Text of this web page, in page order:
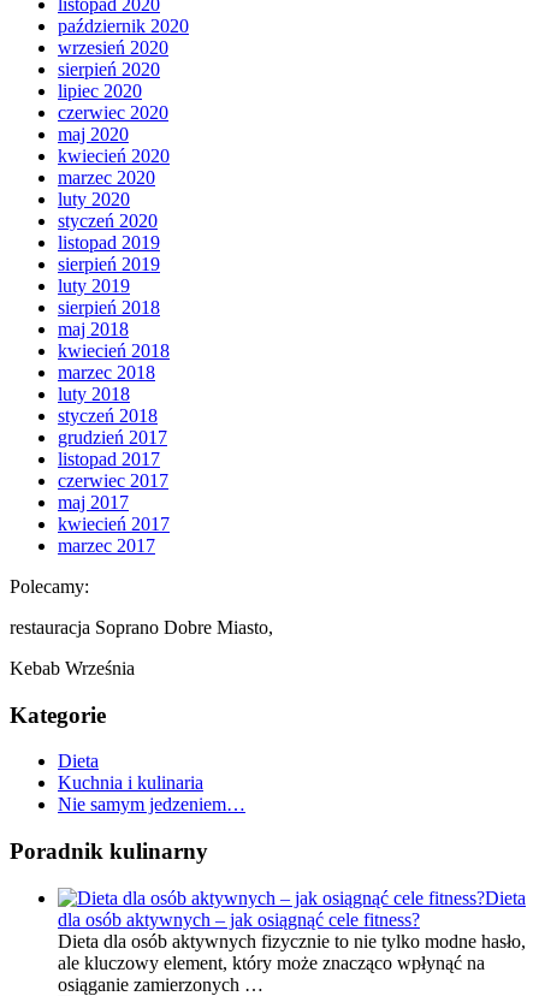
listopad 2020
październik 2020
wrzesień 2020
sierpień 2020
lipiec 2020
czerwiec 2020
maj 2020
kwiecień 2020
marzec 2020
luty 2020
styczeń 2020
listopad 2019
sierpień 2019
luty 2019
sierpień 2018
maj 2018
kwiecień 2018
marzec 2018
luty 2018
styczeń 2018
grudzień 2017
listopad 2017
czerwiec 2017
maj 2017
kwiecień 2017
marzec 2017
Polecamy:
restauracja Soprano Dobre Miasto,
Kebab Września
Kategorie
Dieta
Kuchnia i kulinaria
Nie samym jedzeniem…
Poradnik kulinarny
Dieta
dla osób aktywnych – jak osiągnąć cele fitness?
Dieta dla osób aktywnych fizycznie to nie tylko modne hasło,
ale kluczowy element, który może znacząco wpłynąć na
osiąganie zamierzonych …